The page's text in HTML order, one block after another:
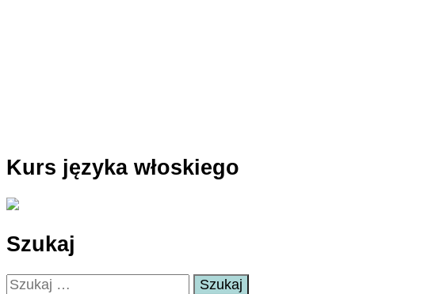
Kurs języka włoskiego
Szukaj
Szukaj: